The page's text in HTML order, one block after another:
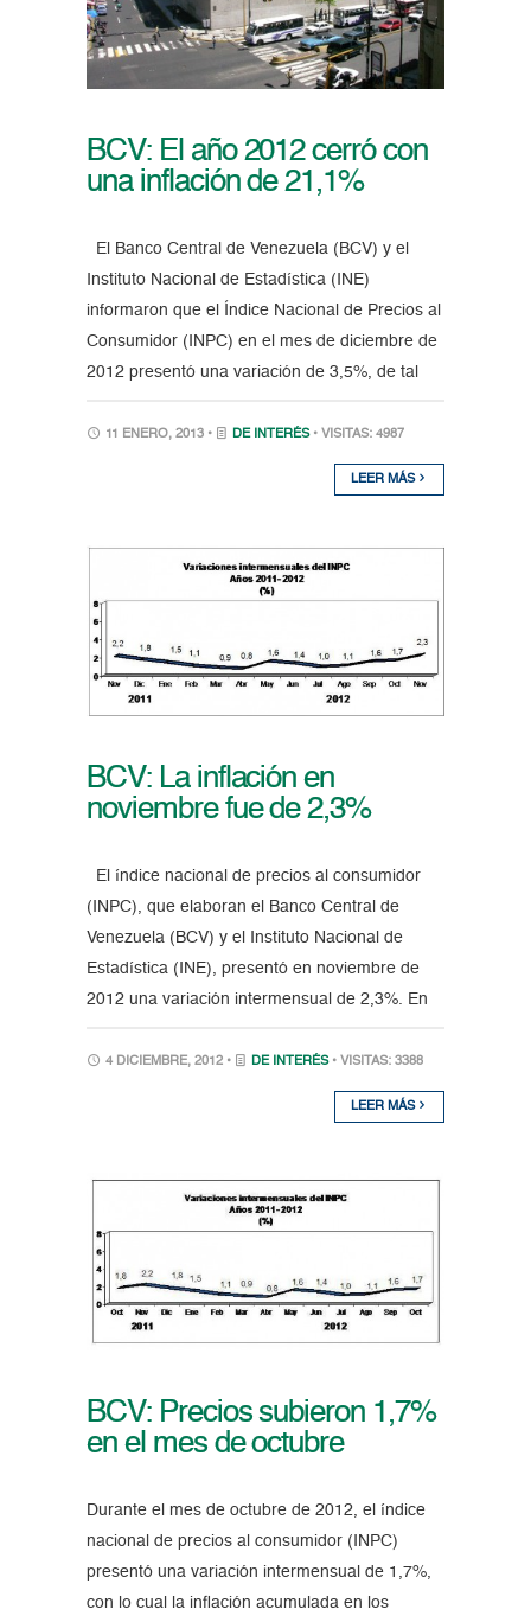
BCV: El año 2012 cerró con
una inflación de 21,1%
El Banco Central de Venezuela (BCV) y el
Instituto Nacional de Estadística (INE)
informaron que el Índice Nacional de Precios al
Consumidor (INPC) en el mes de diciembre de
2012 presentó una variación de 3,5%, de tal
11 ENERO, 2013 • DE INTERÉS • VISITAS: 4987
LEER MÁS
BCV: La inflación en
noviembre fue de 2,3%
El índice nacional de precios al consumidor
(INPC), que elaboran el Banco Central de
Venezuela (BCV) y el Instituto Nacional de
Estadística (INE), presentó en noviembre de
2012 una variación intermensual de 2,3%. En
4 DICIEMBRE, 2012 • DE INTERÉS • VISITAS: 3388
LEER MÁS
BCV: Precios subieron 1,7%
en el mes de octubre
Durante el mes de octubre de 2012, el índice
nacional de precios al consumidor (INPC)
presentó una variación intermensual de 1,7%,
con lo cual la inflación acumulada en los